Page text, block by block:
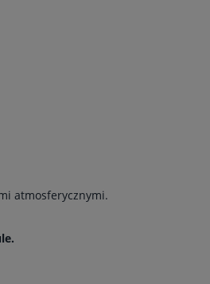
atmosferycznymi.